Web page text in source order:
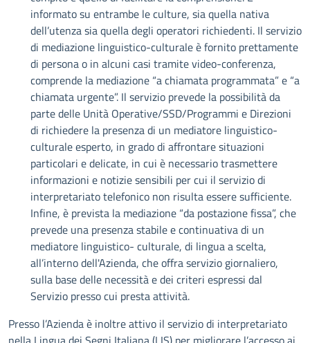
informato su entrambe le culture, sia quella nativa
dell’utenza sia quella degli operatori richiedenti. Il servizio
di mediazione linguistico-culturale è fornito prettamente
di persona o in alcuni casi tramite video-conferenza,
comprende la mediazione “a chiamata programmata” e “a
chiamata urgente”. Il servizio prevede la possibilità da
parte delle Unità Operative/SSD/Programmi e Direzioni
di richiedere la presenza di un mediatore linguistico-
culturale esperto, in grado di affrontare situazioni
particolari e delicate, in cui è necessario trasmettere
informazioni e notizie sensibili per cui il servizio di
interpretariato telefonico non risulta essere sufficiente.
Infine, è prevista la mediazione “da postazione fissa”, che
prevede una presenza stabile e continuativa di un
mediatore linguistico- culturale, di lingua a scelta,
all’interno dell'Azienda, che offra servizio giornaliero,
sulla base delle necessità e dei criteri espressi dal
Servizio presso cui presta attività.
Presso l’Azienda è inoltre attivo il servizio di interpretariato